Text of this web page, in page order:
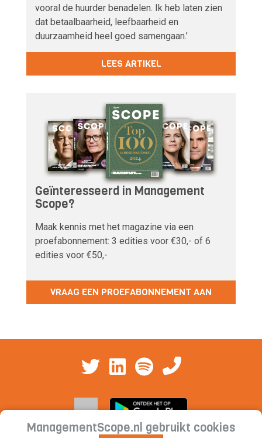
vooral de huurder benadelen. Ik heb laten zien
dat betaalbaarheid, leefbaarheid en
duurzaamheid heel goed samengaan.’
LEES ARTIKEL
Geïnteresseerd in Management
Scope?
Maak kennis met het magazine via een
proefabonnement: 3 edities voor €30,- of 6
edities voor €50,-
VRAAG EEN PROEFABONNEMENT AAN
ManagementScope.nl gebruikt cookies